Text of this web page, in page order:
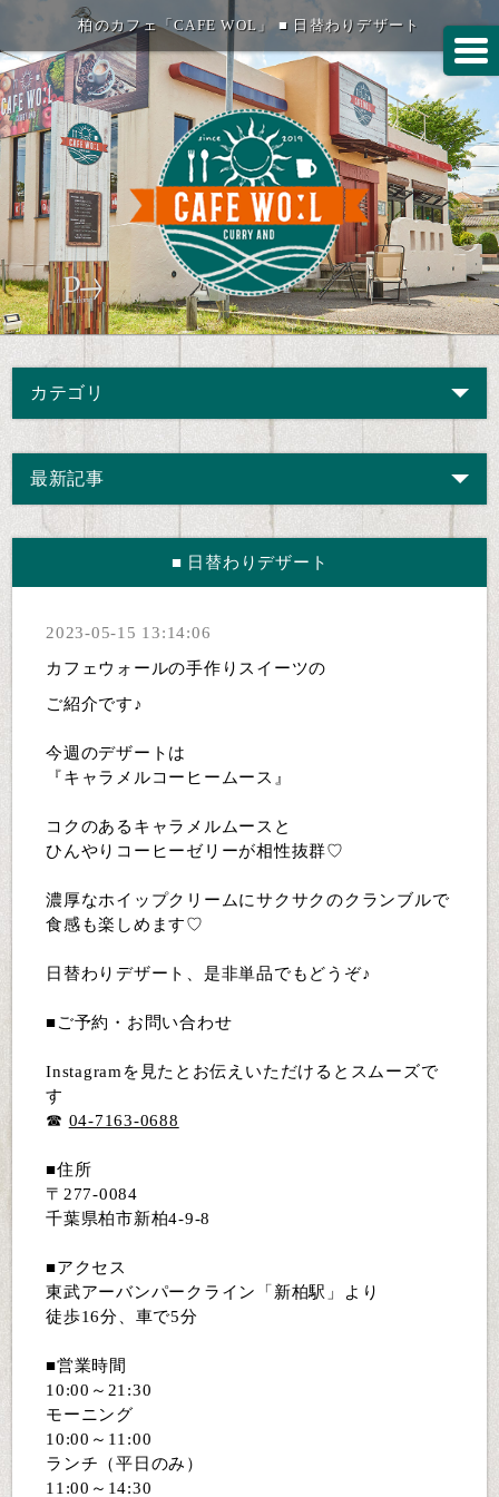
柏のカフェ「CAFE WOL」 ■ 日替わりデザート
カテゴリ
最新記事
■ 日替わりデザート
2023-05-15 13:14:06
カフェウォールの手作りスイーツの
ご紹介です♪
今週のデザートは
『キャラメルコーヒームース』
コクのあるキャラメルムースと
ひんやりコーヒーゼリーが相性抜群♡
濃厚なホイップクリームにサクサクのクランブルで
食感も楽しめます♡
日替わりデザート、是非単品でもどうぞ♪
■ご予約・お問い合わせ
Instagramを見たとお伝えいただけるとスムーズで
す
☎︎ 04-7163-0688
■住所
〒277-0084
千葉県柏市新柏4-9-8
■アクセス
東武アーバンパークライン「新柏駅」より
徒歩16分、車で5分
■営業時間
10:00～21:30
モーニング
10:00～11:00
ランチ（平日のみ）
11:00～14:30